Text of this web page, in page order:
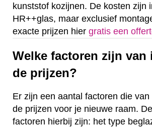
kunststof kozijnen. De kosten zijn
HR++glas, maar exclusief
exacte prijzen hier gratis een
Welke factoren zijn van
de prijzen?
Er zijn een aantal factoren die
de prijzen voor je nieuwe raam.
factoren hierbij zijn: het type